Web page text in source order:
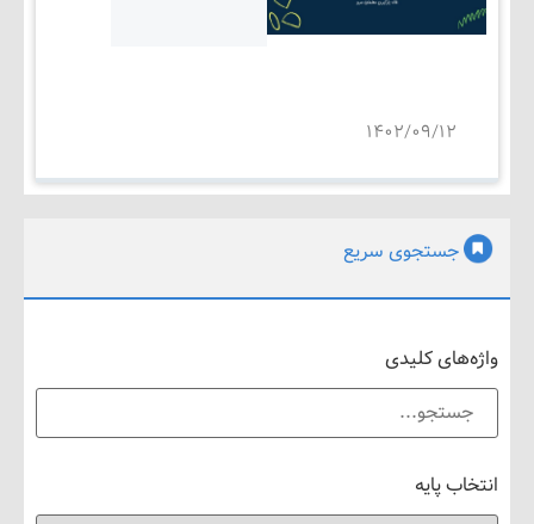
جستجوی سریع
کلیدی
پایه
۱۴۰۲/۰۹/۱۲